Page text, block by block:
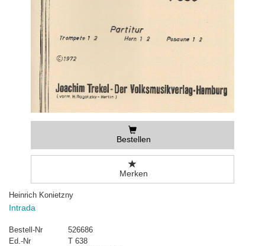
Bestellen
Merken
Heinrich Konietzny
Intrada
Bestell-Nr
526686
Ed.-Nr
T 638